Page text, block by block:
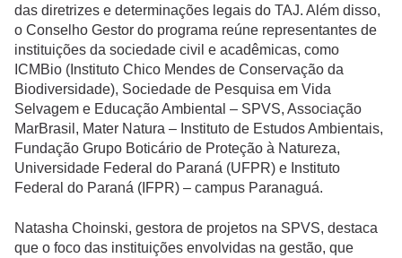
das diretrizes e determinações legais do TAJ. Além disso,
o Conselho Gestor do programa reúne representantes de
instituições da sociedade civil e acadêmicas, como
ICMBio (Instituto Chico Mendes de Conservação da
Biodiversidade), Sociedade de Pesquisa em Vida
Selvagem e Educação Ambiental – SPVS, Associação
MarBrasil, Mater Natura – Instituto de Estudos Ambientais,
Fundação Grupo Boticário de Proteção à Natureza,
Universidade Federal do Paraná (UFPR) e Instituto
Federal do Paraná (IFPR) – campus Paranaguá.
Natasha Choinski, gestora de projetos na SPVS, destaca
que o foco das instituições envolvidas na gestão, que